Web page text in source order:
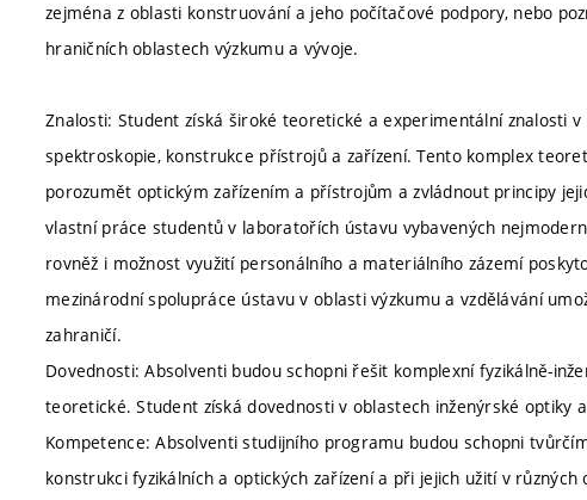
zejména z oblasti konstruování a jeho počítačové podpory, nebo
hraničních oblastech výzkumu a vývoje.
Znalosti: Student získá široké teoretické a experimentální znalosti
spektroskopie, konstrukce přístrojů a zařízení. Tento komplex
porozumět optickým zařízením a přístrojům a zvládnout principy
vlastní práce studentů v laboratořích ústavu vybavených
rovněž i možnost využití personálního a materiálního zázemí
mezinárodní spolupráce ústavu v oblasti výzkumu a vzdělávání
zahraničí.
Dovednosti: Absolventi budou schopni řešit komplexní fyzikálně-
teoretické. Student získá dovednosti v oblastech inženýrské optiky
Kompetence: Absolventi studijního programu budou schopni
konstrukci fyzikálních a optických zařízení a při jejich užití v